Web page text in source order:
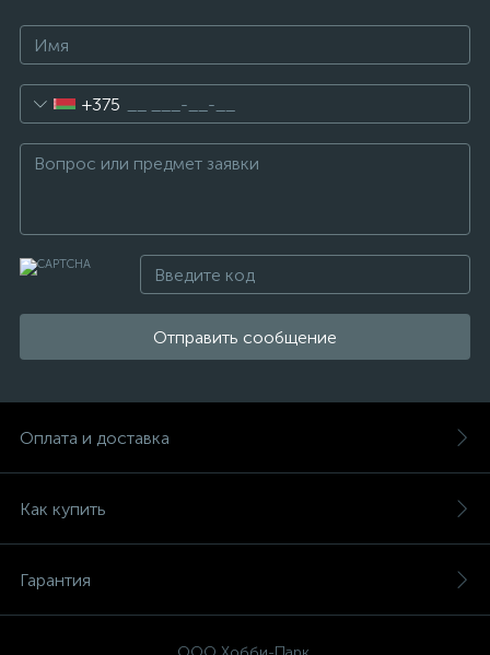
+375
Отправить сообщение
Оплата и доставка
Как купить
Гарантия